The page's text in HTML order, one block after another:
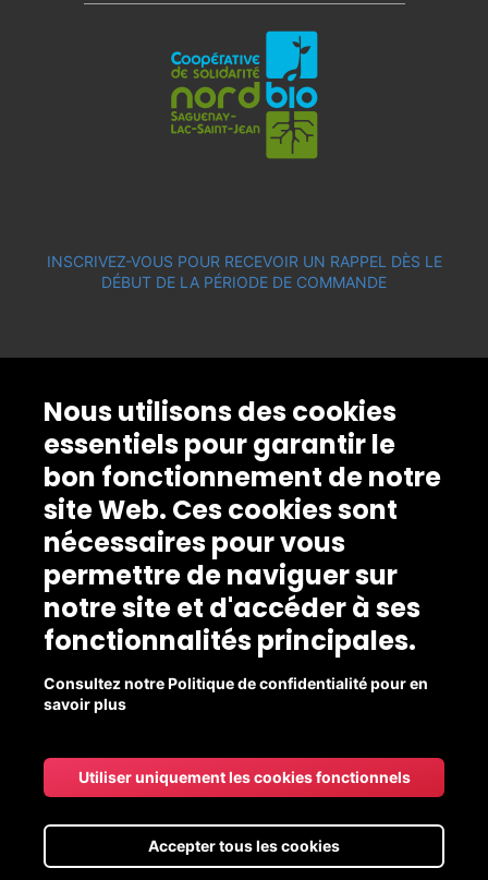
INSCRIVEZ-VOUS POUR RECEVOIR UN RAPPEL DÈS LE
DÉBUT DE LA PÉRIODE DE COMMANDE
Nous utilisons des cookies
essentiels pour garantir le
bon fonctionnement de notre
site Web. Ces cookies sont
nécessaires pour vous
permettre de naviguer sur
notre site et d'accéder à ses
fonctionnalités principales.
Consultez notre Politique de confidentialité pour en
savoir plus
Utiliser uniquement les cookies fonctionnels
Accepter tous les cookies